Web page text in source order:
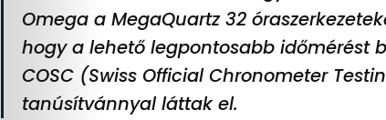
Omega a MegaQuartz 32
hogy a lehető legpontosabb időmérést
COSC (Swiss Official Chronometer
tanúsítvánnyal láttak el.